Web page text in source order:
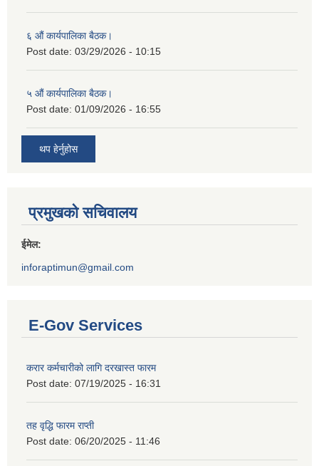
६ औं कार्यपालिका बैठक।
Post date: 03/29/2026 - 10:15
५ औं कार्यपालिका बैठक।
Post date: 01/09/2026 - 16:55
थप हेर्नुहोस
प्रमुखको सचिवालय
ईमेल:
inforaptimun@gmail.com
E-Gov Services
करार कर्मचारीको लागि दरखास्त फारम
Post date: 07/19/2025 - 16:31
तह वृद्धि फारम राप्ती
Post date: 06/20/2025 - 11:46